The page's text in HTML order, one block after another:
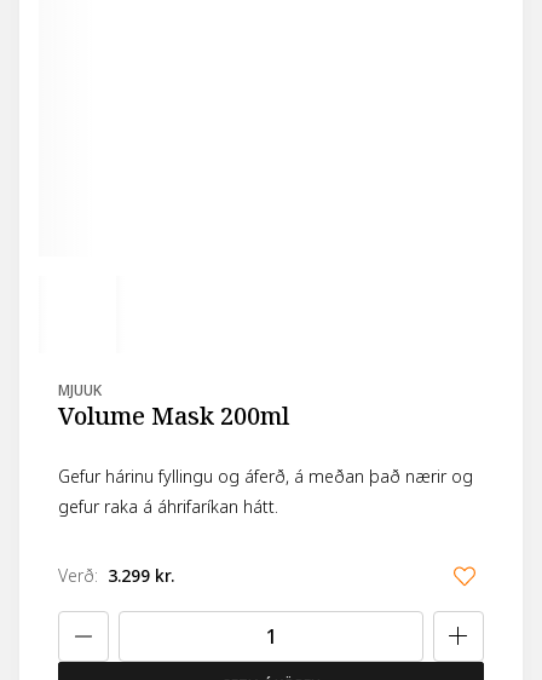
MJUUK
Volume Mask 200ml
Gefur hárinu fyllingu og áferð, á meðan það nærir og
gefur raka á áhrifaríkan hátt.
Verð: 3.299 kr.